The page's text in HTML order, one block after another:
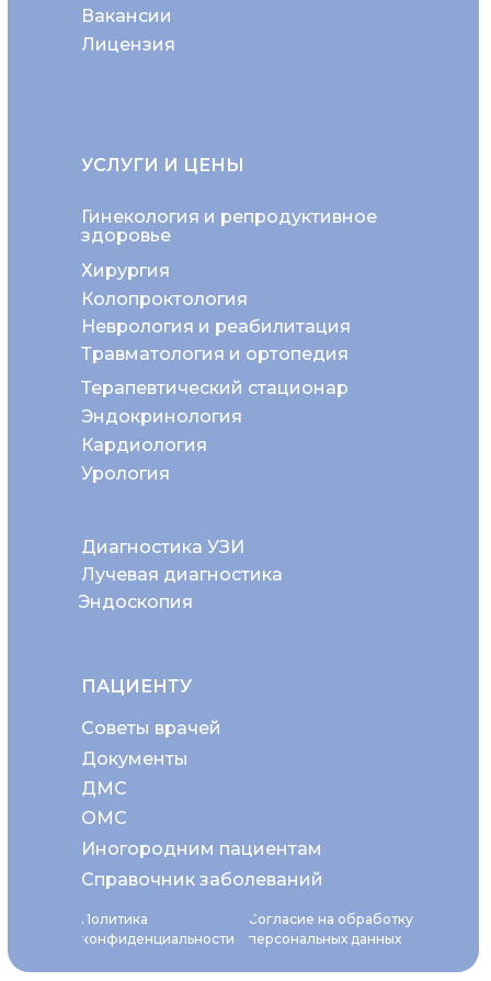
Политика
конфиденциальности
Согласие на обработку
персональных данных
Вакансии
Лицензия
Неврология и реабилитация
Колопроктология
Хирургия
Гинекология и репродуктивное
здоровье
Диагностика УЗИ
Эндоскопия
Травматология и ортопедия
Эндокринология
Терапевтический стационар
Кардиология
Урология
Лучевая диагностика
УСЛУГИ И ЦЕНЫ
ПАЦИЕНТУ
Советы врачей
ОМС
Документы
ДМС
Иногородним пациентам
Справочник заболеваний